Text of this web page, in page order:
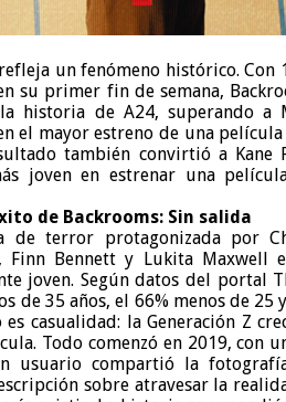
un fenómeno histórico. Con
su primer fin de semana,
historia de A24, superando a
el mayor estreno de una
también convirtió a Kane
joven en estrenar una
de Backrooms: Sin salida
terror protagonizada por
Finn Bennett y Lukita Maxwell
joven. Según datos del portal
de 35 años, el 66% menos de
es casualidad: la Generación Z
Todo comenzó en 2019, con
usuario compartió la
sobre atravesar la